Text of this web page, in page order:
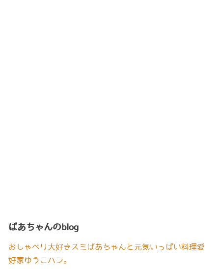
ばあちゃんのblog
おしゃべり大好きスミばあちゃんと元気いっぱい料理愛
好家ゆうこハン。